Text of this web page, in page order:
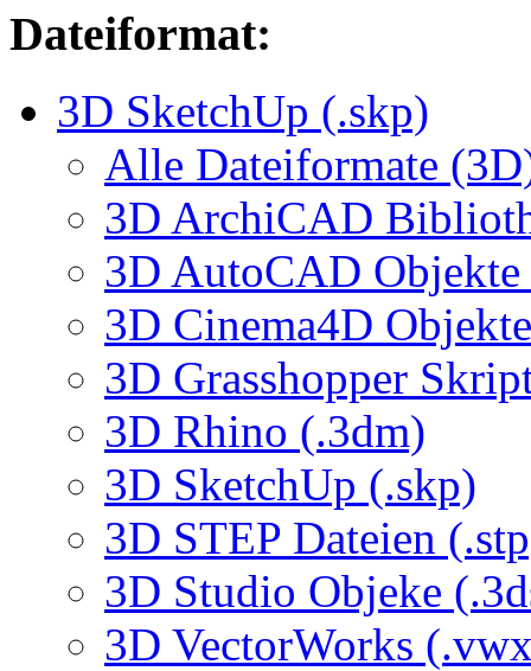
Dateiformat:
3D SketchUp (.skp)
Alle Dateiformate
3D ArchiCAD
3D AutoCAD
3D Cinema4D
3D Grasshopper
3D Rhino (.3dm)
3D SketchUp (.skp)
3D STEP Dateien
3D Studio Objeke
3D VectorWorks